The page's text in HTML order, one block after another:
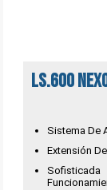
LS.600
Sistema De
Extensión
Sofisticada